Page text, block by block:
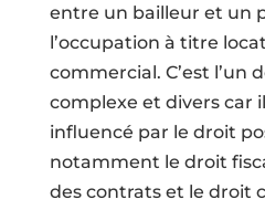
entre un bailleur et un
l’occupation à titre
commercial. C’est l’un
complexe et divers car
influencé par le droit
notamment le droit
des contrats et le droit